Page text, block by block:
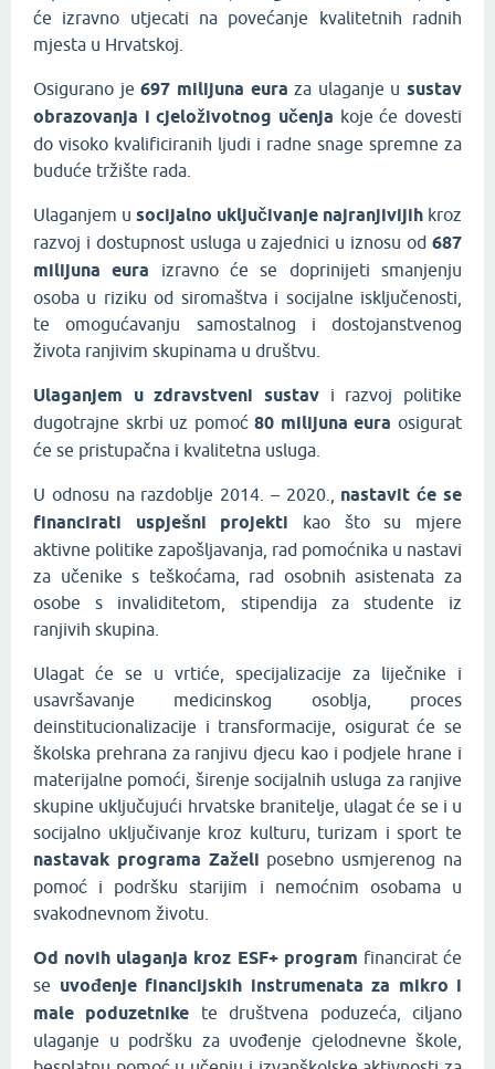
će izravno utjecati na povećanje kvalitetnih radnih
mjesta u Hrvatskoj.
Osigurano je697 milijuna eura za ulaganje u sustav
obrazovanja i cjeloživotnog učenja koje će dovesti
do visoko kvalificiranih ljudi i radne snage spremne za
buduće tržište rada.
Ulaganjem u socijalno uključivanje najranjivijih kroz
razvoj i dostupnost usluga u zajednici u iznosu od 687
milijuna eura izravno će se doprinijeti smanjenju
osoba u riziku od siromaštva i socijalne isključenosti,
te omogućavanju samostalnog i dostojanstvenog
života ranjivim skupinama u društvu.
Ulaganjem u zdravstveni sustav i razvoj politike
dugotrajne skrbi uz pomoć80 milijuna eura osigurat
će se pristupačna i kvalitetna usluga.
U odnosu na razdoblje 2014. – 2020., nastavit će se
financirati uspješni projekti kao što su mjere
aktivne politike zapošljavanja, rad pomoćnika u nastavi
za učenike s teškoćama, rad osobnih asistenata za
osobe s invaliditetom, stipendija za studente iz
ranjivih skupina.
Ulagat će se u vrtiće, specijalizacije za liječnike i
usavršavanje medicinskog osoblja, proces
deinstitucionalizacije i transformacije, osigurat će se
školska prehrana za ranjivu djecu kao i podjele hrane i
materijalne pomoći, širenje socijalnih usluga za ranjive
skupine uključujući hrvatske branitelje, ulagat će se i u
socijalno uključivanje kroz kulturu, turizam i sport te
nastavak programa Zaželi posebno usmjerenog na
pomoć i podršku starijim i nemoćnim osobama u
svakodnevnom životu.
Od novih ulaganja kroz ESF+ program financirat će
se uvođenje financijskih instrumenata za mikro i
male poduzetnike te društvena poduzeća, ciljano
ulaganje u podršku za uvođenje cjelodnevne škole,